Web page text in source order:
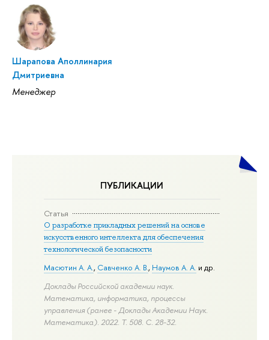
ПУБЛИКАЦИИ
Статья
О разработке прикладных решений на основе
искусственного интеллекта для обеспечения
технологической безопасности
Масютин А. А., Савченко А. В., Наумов А. А. и др.
Доклады Российской академии наук.
Математика, информатика, процессы
управления (ранее - Доклады Академии Наук.
Математика). 2022. Т. 508. С. 28-32.
Шарапова Аполлинария
Дмитриевна
Менеджер